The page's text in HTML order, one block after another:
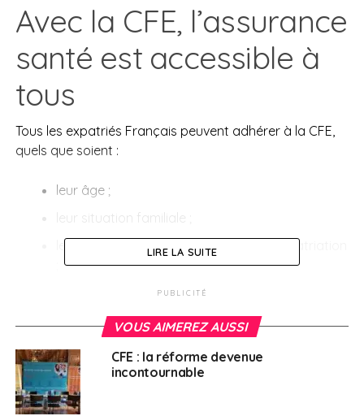
Avec la CFE, l’assurance
santé est accessible à
tous
Tous les expatriés Français peuvent adhérer à la CFE,
quels que soient :
leur âge ;
leur situation familiale ;
leur statut professionnel durant leur expatriation
leur pays de résidence ;
leur état de santé.
Et ce sans questionnaire médical, car il n’y a aucun
critère d’exclusion empêchant la prise en charge de
vos frais de santé.
LIRE LA SUITE
PUBLICITÉ
VOUS AIMEREZ AUSSI
CFE : la réforme devenue
incontournable